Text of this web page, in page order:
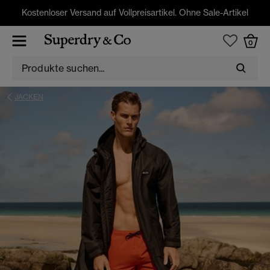
Kostenloser Versand auf Vollpreisartikel. Ohne Sale-Artikel
0
JACKEN